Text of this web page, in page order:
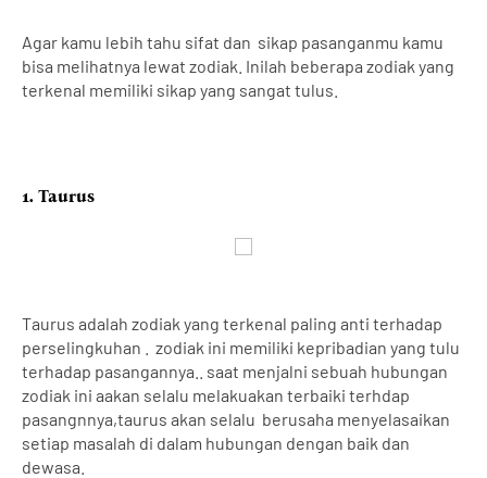
Agar kamu lebih tahu sifat dan sikap pasanganmu kamu
bisa melihatnya lewat zodiak. Inilah beberapa zodiak yang
terkenal memiliki sikap yang sangat tulus.
1. Taurus
Taurus adalah zodiak yang terkenal paling anti terhadap
perselingkuhan .
zodiak ini memiliki kepribadian yang tulu
terhadap pasangannya.. saat menjalni sebuah hubungan
zodiak ini aakan selalu melakuakan terbaiki terhdap
pasangnnya,taurus akan selalu berusaha menyelasaikan
setiap masalah di dalam hubungan dengan baik dan
dewasa.